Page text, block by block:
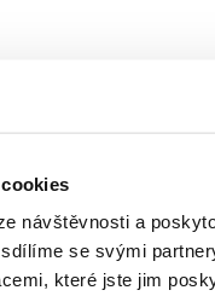
návštěvnosti a
se svými
které jste jim